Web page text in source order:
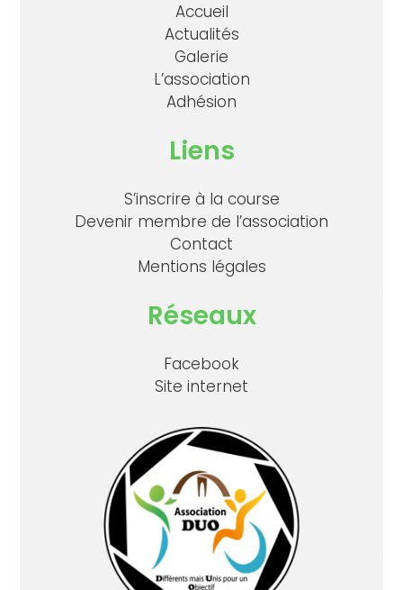
Accueil
Actualités
Galerie
L’association
Adhésion
Liens
S’inscrire à la course
Devenir membre de l’association
Contact
Mentions légales
Réseaux
Facebook
Site internet